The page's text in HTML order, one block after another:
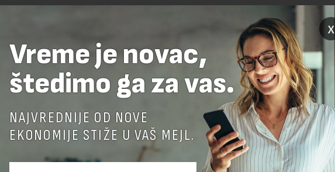
x
Vreme je novac,
štedimo ga za vas.
NAJVREDNIJE OD NOVE
EKONOMIJE STIŽE U VAŠ MEJL.